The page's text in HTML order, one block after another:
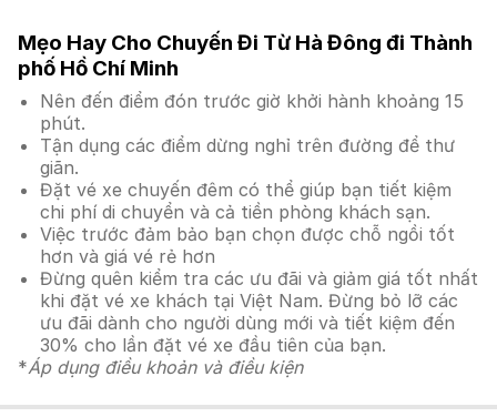
Mẹo Hay Cho Chuyến Đi Từ Hà Đông đi Thành
phố Hồ Chí Minh
Nên đến điểm đón trước giờ khởi hành khoảng 15
phút.
Tận dụng các điểm dừng nghỉ trên đường để thư
giãn.
Đặt vé xe chuyến đêm có thể giúp bạn tiết kiệm
chi phí di chuyển và cả tiền phòng khách sạn.
Việc trước đảm bảo bạn chọn được chỗ ngồi tốt
hơn và giá vé rẻ hơn
Đừng quên kiểm tra các ưu đãi và giảm giá tốt nhất
khi đặt vé xe khách tại Việt Nam. Đừng bỏ lỡ các
ưu đãi dành cho người dùng mới và tiết kiệm đến
30% cho lần đặt vé xe đầu tiên của bạn.
*Áp dụng điều khoản và điều kiện